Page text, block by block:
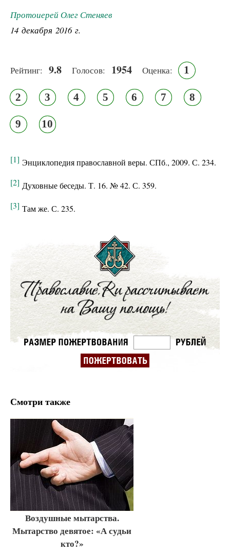
Протоиерей Олег Стеняев
14 декабря 2016 г.
Рейтинг: 9.8 Голосов: 1954 Оценка: 1
2 3 4 5 6 7 8
9 10
[1] Энциклопедия православной веры. СПб., 2009. С. 234.
[2] Духовные беседы. Т. 16. № 42. С. 359.
[3] Там же. С. 235.
Смотри также
Воздушные мытарства.
Мытарство девятое: «А судьи
кто?»